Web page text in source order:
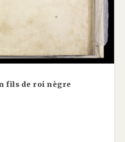
fils de roi nègre